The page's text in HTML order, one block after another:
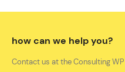
how can we help you?
Contact us at the Consulting WP